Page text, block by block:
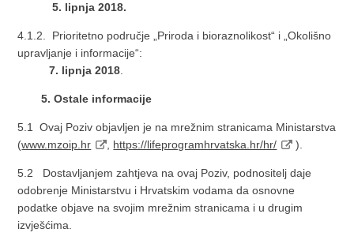
5. lipnja 2018.
4.1.2. Prioritetno područje „Priroda i bioraznolikost“ i „Okolišno
upravljanje i informacije“:
7. lipnja 2018
5. Ostale informacije
5.1 Ovaj Poziv objavljen je na mrežnim stranicama Ministarstva
(www.mzoip.hr https://lifeprogramhrvatska.hr/hr/ ).
5.2 Dostavljanjem zahtjeva na ovaj Poziv, podnositelj daje
odobrenje Ministarstvu i Hrvatskim vodama da osnovne
podatke objave na svojim mrežnim stranicama i u drugim
izvješćima.